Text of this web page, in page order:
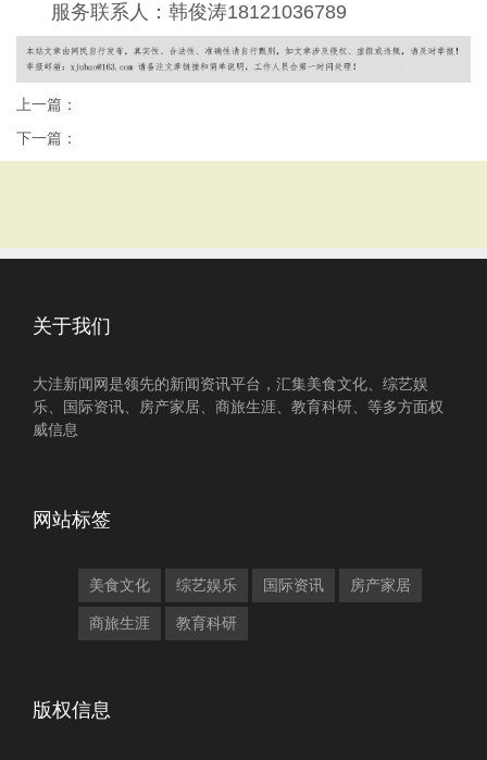
服务联系人：韩俊涛18121036789
上一篇：
下一篇：
关于我们
大洼新闻网是领先的新闻资讯平台，汇集美食文化、综艺娱
乐、国际资讯、房产家居、商旅生涯、教育科研、等多方面权
威信息
网站标签
美食文化 综艺娱乐 国际资讯 房产家居
商旅生涯 教育科研
版权信息